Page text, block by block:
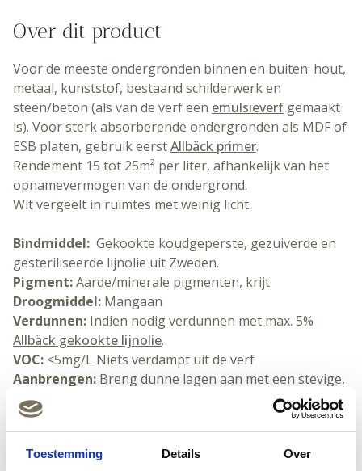
Toestemming Details Over
Over dit product
Voor de meeste ondergronden binnen en buiten: hout,
metaal, kunststof, bestaand schilderwerk en
steen/beton (als van de verf een emulsieverf gemaakt
is). Voor sterk absorberende ondergronden als MDF of
ESB platen, gebruik eerstAllbäck primer.
Rendement 15 tot 25m² per liter, afhankelijk van het
opnamevermogen van de ondergrond.
Wit vergeelt in ruimtes met weinig licht.
Bindmiddel: Gekookte koudgeperste, gezuiverde en
gesteriliseerde lijnolie uit Zweden.
Pigment:Aarde/minerale pigmenten, krijt
Droogmiddel: Mangaan
Verdunnen: Indien nodig verdunnen met max. 5%
Allbäck gekookte lijnolie.
VOC: <5mg/L Niets verdampt uit de verf
Aanbrengen: Breng dunne lagen aan met een stevige,
bij voorkeur varkensharen kwast of de Allbäck
kwasten,
Dekking:15-25 m² per liter, afhankelijk van de
ondergrond.